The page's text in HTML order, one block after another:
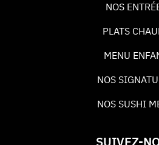
NOS
PLATS
MENU
NOS
NOS SUSHI
SUIVEZ-